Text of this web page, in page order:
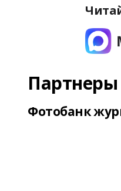
Партнеры
Фотобанк